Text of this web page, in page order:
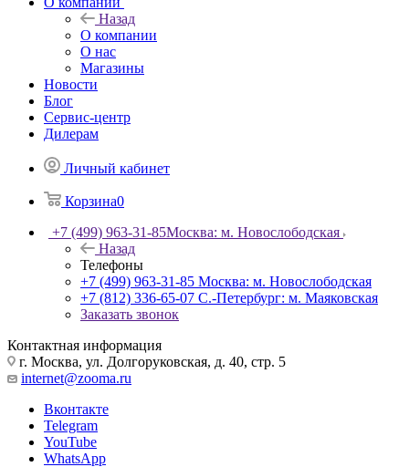
Назад
О компании
О нас
Магазины
Новости
Блог
Сервис-центр
Дилерам
Личный кабинет
Корзина0
+7 (499) 963-31-85Москва: м. Новослободская
Назад
Телефоны
+7 (499) 963-31-85 Москва: м. Новослободская
+7 (812) 336-65-07 С.-Петербург: м. Маяковская
Заказать звонок
Контактная информация
г. Москва, ул. Долгоруковская, д. 40, стр. 5
internet@zooma.ru
Вконтакте
Telegram
YouTube
WhatsApp